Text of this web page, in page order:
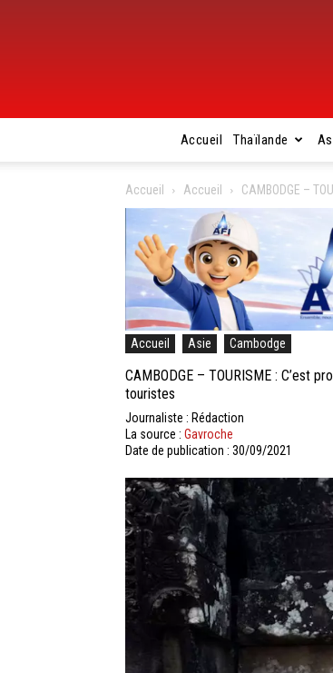
Accueil Thaïlande
Accueil Accueil CAMBODGE –
Accueil Asie Cambodge
CAMBODGE – TOURISME : C’est
touristes
Journaliste : Rédaction
La source : Gavroche
Date de publication : 30/09/2021